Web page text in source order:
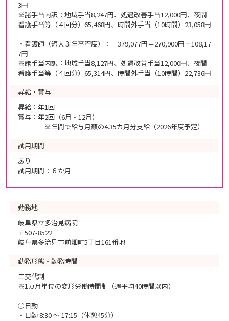
3円
※諸手当内訳：地域手当8,247円、処遇改善手当12,000円、夜間
看護手当等（４回分）65,468円、時間外手当（10時間）23,058円
・看護師（短大３年卒程度）： 379,077円＝270,900円＋108,17
7円
※諸手当内訳：地域手当8,127円、処遇改善手当12,000円、夜間
看護手当等（４回分）65,314円、時間外手当（10時間）22,736円
昇給・賞与
昇給：年1回
賞与：年2回（6月・12月）
※年間で給与月額の4.35カ月分支給（2026年度予定）
試用期間
あり
試用期間：６か月
勤務地
岐阜県立多治見病院
〒507-8522
岐阜県多治見市前畑町5丁目161番地
勤務形態・勤務時間
二交代制
※1カ月単位の変形労働時間制（週平均40時間以内）
○日勤
・日勤 8:30 ～ 17:15（休憩45分）